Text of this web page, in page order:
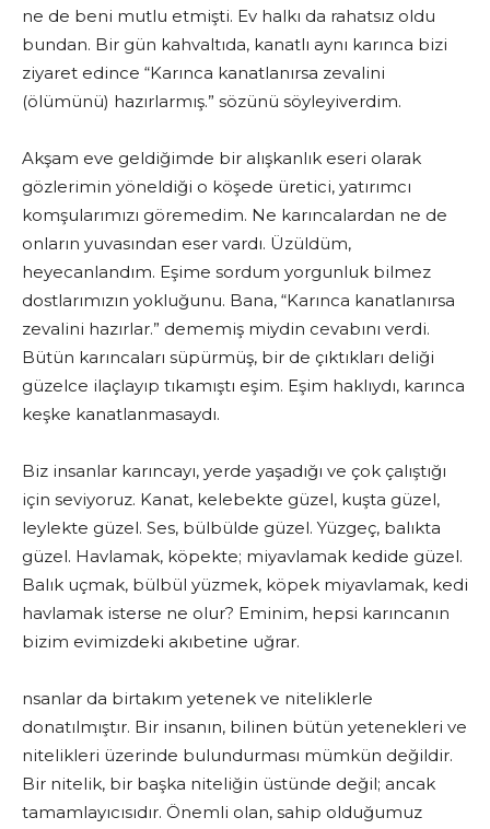
ne de beni mutlu etmişti. Ev halkı da rahatsız oldu
bundan. Bir gün kahvaltıda, kanatlı aynı karınca bizi
ziyaret edince “Karınca kanatlanırsa zevalini
(ölümünü) hazırlarmış.” sözünü söyleyiverdim.
Akşam eve geldiğimde bir alışkanlık eseri olarak
gözlerimin yöneldiği o köşede üretici, yatırımcı
komşularımızı göremedim. Ne karıncalardan ne de
onların yuvasından eser vardı. Üzüldüm,
heyecanlandım. Eşime sordum yorgunluk bilmez
dostlarımızın yokluğunu. Bana, “Karınca kanatlanırsa
zevalini hazırlar.” dememiş miydin cevabını verdi.
Bütün karıncaları süpürmüş, bir de çıktıkları deliği
güzelce ilaçlayıp tıkamıştı eşim. Eşim haklıydı, karınca
keşke kanatlanmasaydı.
Biz insanlar karıncayı, yerde yaşadığı ve çok çalıştığı
için seviyoruz. Kanat, kelebekte güzel, kuşta güzel,
leylekte güzel. Ses, bülbülde güzel. Yüzgeç, balıkta
güzel. Havlamak, köpekte; miyavlamak kedide güzel.
Balık uçmak, bülbül yüzmek, köpek miyavlamak, kedi
havlamak isterse ne olur? Eminim, hepsi karıncanın
bizim evimizdeki akıbetine uğrar.
nsanlar da birtakım yetenek ve niteliklerle
donatılmıştır. Bir insanın, bilinen bütün yetenekleri ve
nitelikleri üzerinde bulundurması mümkün değildir.
Bir nitelik, bir başka niteliğin üstünde değil; ancak
tamamlayıcısıdır. Önemli olan, sahip olduğumuz